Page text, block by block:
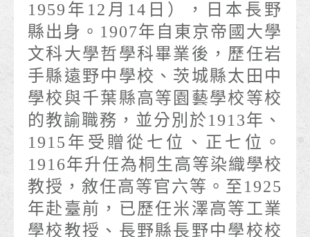
1959年12月14日），日本長野
縣出身。1907年自東京帝國大學
文科大學哲學科畢業後，歷任岩
手縣遠野中學校、茨城縣太田中
學校與千葉縣高等園藝學校等校
的教諭職務，並分別於1913年、
1915年受贈從七位、正七位。
1916年升任為桐生高等染織學校
教授，敘任高等官六等。至1925
年赴臺前，已歷任米澤高等工業
學校教授、長野縣長野中學校校